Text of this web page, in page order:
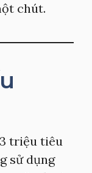
chút.
triệu tiêu
sử dụng